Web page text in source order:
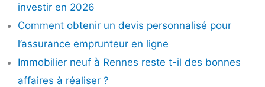
investir en 2026
Comment obtenir un devis personnalisé pour
l’assurance emprunteur en ligne
Immobilier neuf à Rennes reste t-il des bonnes
affaires à réaliser ?